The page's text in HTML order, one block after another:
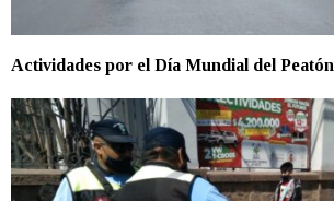
Actividades por el Día Mundial del Peatón